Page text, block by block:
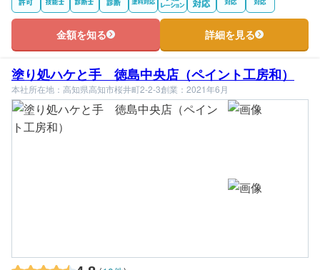
金額を知る 詳細を見る
塗り処ハケと手 徳島中央店（ペイント工房和）
本社所在地：高知県高知市桜井町2-2-3創業：2021年6月